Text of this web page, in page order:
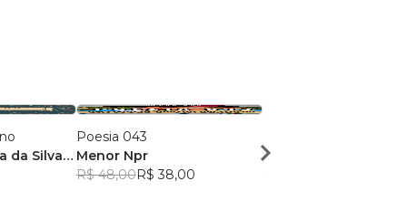
da Silva
Poesia 043
Menor Npr
R$ 48,00R$ 38,00
Victor Sousa Silva